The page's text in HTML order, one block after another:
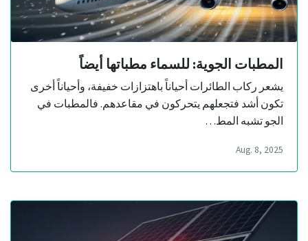
المطبات الجوية: للسماء مطباتها أيضاً
يشعر ركاب الطائرات أحياناً باهتزازات خفيفة، وأحياناً أخرى
تكون أشد فتجعلهم يتحركون في مقاعدهم. فالمطبات في
الجو تشبه المط…
Aug. 8, 2025